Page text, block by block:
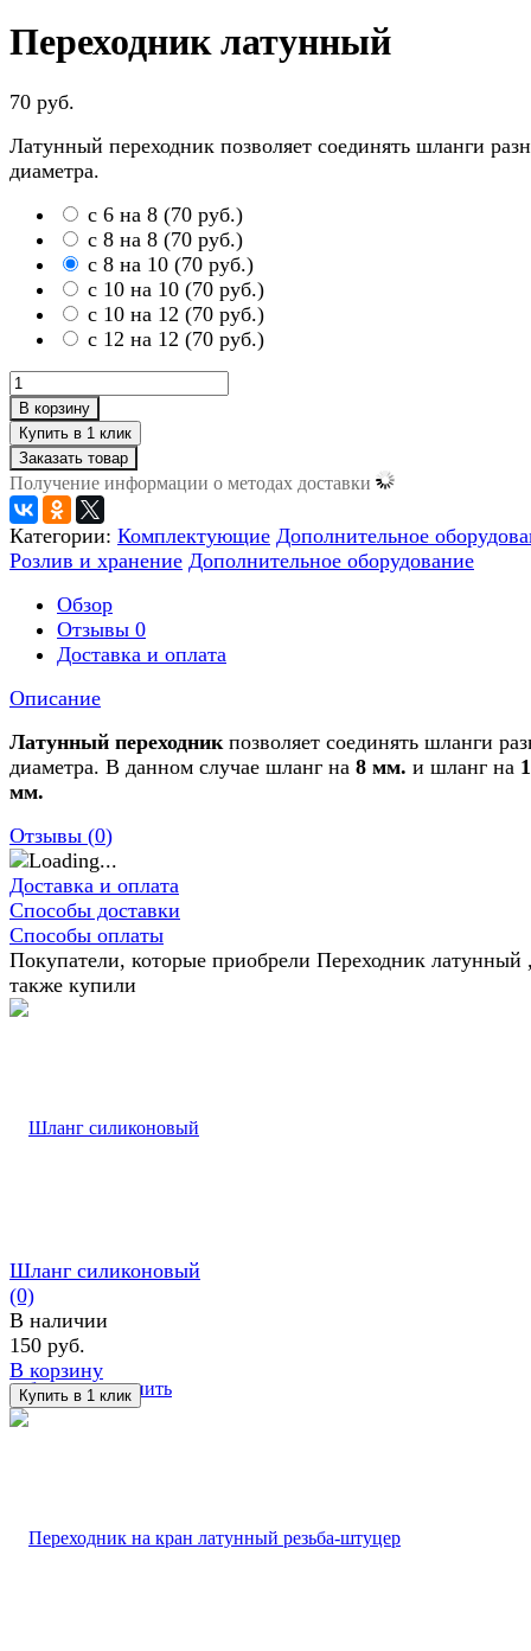
Переходник латунный
70 руб.
Латунный переходник позволяет соединять шланги
диаметра.
с 6 на 8 (70 руб.)
с 8 на 8 (70 руб.)
с 8 на 10 (70 руб.)
с 10 на 10 (70 руб.)
с 10 на 12 (70 руб.)
с 12 на 12 (70 руб.)
В корзину
Заказать товар
Получение информации о методах доставки
Категории: Комплектующие Дополнительное
Розлив и хранение Дополнительное оборудование
Обзор
Отзывы 0
Доставка и оплата
Описание
Латунный переходник позволяет соединять шланги
диаметра. В данном случае шланг на 8 мм. и шланг на
мм.
Отзывы (0)
Доставка и оплата
Способы доставки
Способы оплаты
Покупатели, которые приобрели Переходник латунный
также купили
избранное сравнить
Шланг силиконовый
(0)
В наличии
150 руб.
В корзину